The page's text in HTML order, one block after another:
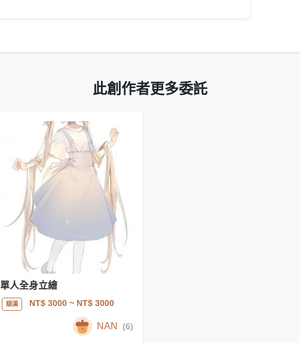
此創作者更多委託
單人全身立繪
額滿 NT$ 3000~ NT$ 3000
NAN (6)